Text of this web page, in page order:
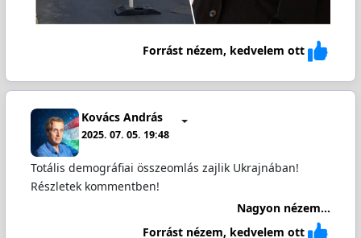
Forrást nézem, kedvelem ott
Kovács András
2025. 07. 05. 19:48
Totális demográfiai összeomlás zajlik Ukrajnában!
Részletek kommentben!
Nagyon nézem...
Forrást nézem, kedvelem ott